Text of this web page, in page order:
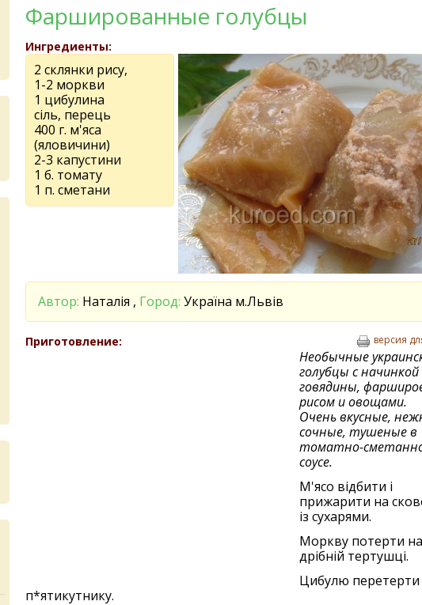
Фаршированные голубцы
Ингредиенты:
2 склянки рису,
1-2 моркви
1 цибулина
сіль, перець
400 г. м'яса
(яловичини)
2-3 капустини
1 б. томату
1 п. сметани
Автор: Наталія , Город: Україна м.Львів
Приготовление: версия
Необычные
голубцы с начинкой
говядины,
рисом и овощами.
Очень вкусные,
сочные, тушеные в
томатно-
соусе.
М'ясо відбити і
прижарити на
із сухарями.
Моркву потерти на
дрібній тертушці.
Цибулю перетерти
п*ятикутнику.